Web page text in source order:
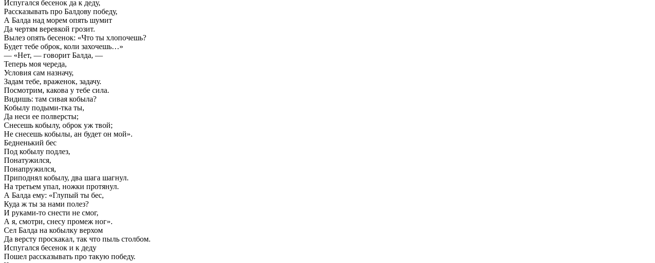
Испугался бесенок да к деду,
Рассказывать про Балдову победу,
А Балда над морем опять шумит
Да чертям веревкой грозит.
Вылез опять бесенок: «Что ты хлопочешь?
Будет тебе оброк, коли захочешь…»
— «Нет, — говорит Балда, —
Теперь моя череда,
Условия сам назначу,
Задам тебе, враженок, задачу.
Посмотрим, какова у тебе сила.
Видишь: там сивая кобыла?
Кобылу подыми-тка ты,
Да неси ее полверсты;
Снесешь кобылу, оброк уж твой;
Не снесешь кобылы, ан будет он мой».
Бедненький бес
Под кобылу подлез,
Понатужился,
Понапружился,
Приподнял кобылу, два шага шагнул.
На третьем упал, ножки протянул.
А Балда ему: «Глупый ты бес,
Куда ж ты за нами полез?
И руками-то снести не смог,
А я, смотри, снесу промеж ног».
Сел Балда на кобылку верхом
Да версту проскакал, так что пыль столбом.
Испугался бесенок и к деду
Пошел рассказывать про такую победу.